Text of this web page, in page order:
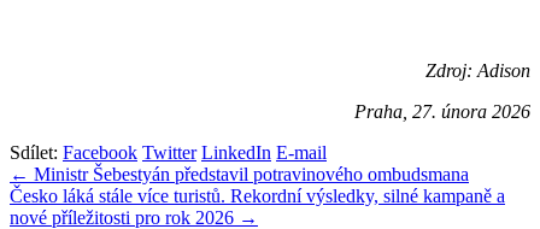
Zdroj: Adison
Praha, 27. února 2026
Sdílet: Facebook Twitter LinkedIn E-mail
Navigace
pro
← Ministr Šebestyán představil potravinového ombudsmana
Česko láká stále více turistů. Rekordní výsledky, silné kampaně a
nové příležitosti pro rok 2026 →